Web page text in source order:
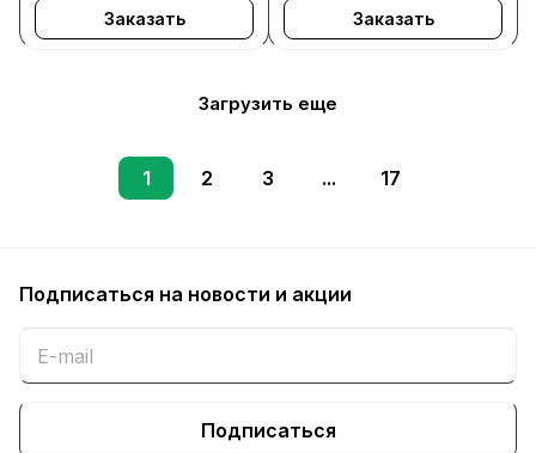
Заказать Заказать
Загрузить еще
1 2 3 ... 17
Подписаться на новости и акции
Подписаться